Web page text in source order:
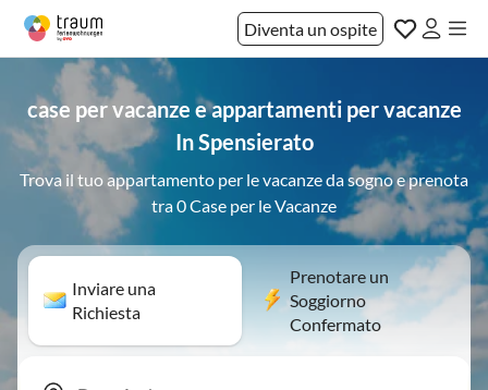
Diventa un ospite
case per vacanze e appartamenti per vacanze
In Spensierato
Trova il tuo appartamento per le vacanze da sogno e prenota
tra 0 Case per le Vacanze
Inviare una
Richiesta
Prenotare un
Soggiorno
Confermato